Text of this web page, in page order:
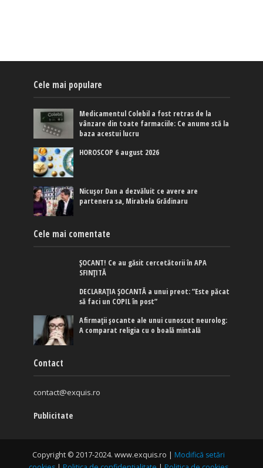
Cele mai populare
Medicamentul Colebil a fost retras de la
vânzare din toate farmaciile: Ce anume stă la
baza acestui lucru
HOROSCOP 6 august 2026
Nicușor Dan a dezvăluit ce avere are
partenera sa, Mirabela Grădinaru
Cele mai comentate
ȘOCANT! Ce au găsit cercetătorii în APA
SFINȚITĂ
DECLARAȚIA ȘOCANTĂ a unui preot: ”Este păcat
să faci un COPIL în post”
Afirmaţii şocante ale unui cunoscut neurolog:
A comparat religia cu o boală mintală
Contact
contact@exquis.ro
Publicitate
Copyright © 2017-2024. www.exquis.ro | Modifică setări